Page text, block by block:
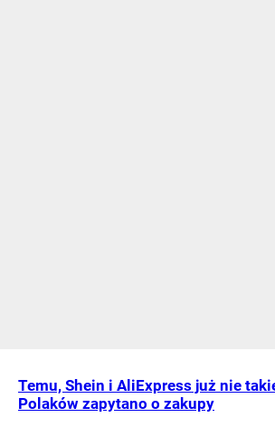
Temu, Shein i AliExpress już nie
Polaków zapytano o zakupy